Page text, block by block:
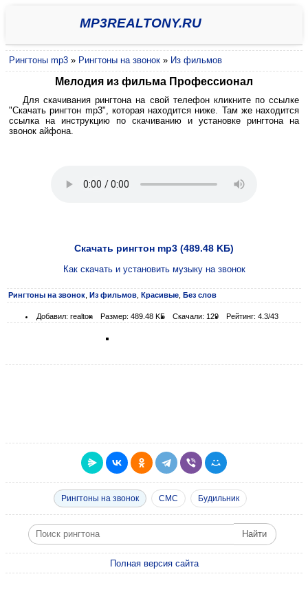
MP3REALTONY.RU
Рингтоны mp3 » Рингтоны на звонок » Из фильмов
Мелодия из фильма Профессионал
Для скачивания рингтона на свой телефон кликните по ссылке
"Скачать рингтон mp3", которая находится ниже. Там же находится
ссылка на инструкцию по скачиванию и установке рингтона на
звонок айфона.
Скачать рингтон mp3 (489.48 KБ)
Как скачать и установить музыку на звонок
Рингтоны на звонок Из фильмов Красивые Без слов
Добавил: realton Размер: 489.48 KБ Скачали: 129 Рейтинг: 4.3/43
Рингтоны на звонок СМС Будильник
Полная версия сайта